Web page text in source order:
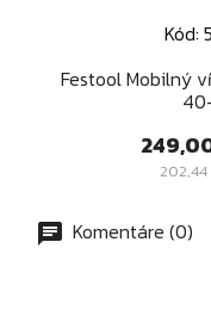
Kód:
Festool Mobilný
Cena
202,44

Komentáre (0)